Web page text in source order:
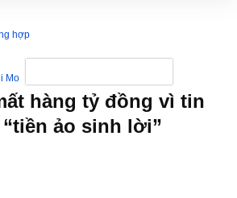
hợp
Mo
hàng tỷ đồng vì tin
ảo sinh lời”